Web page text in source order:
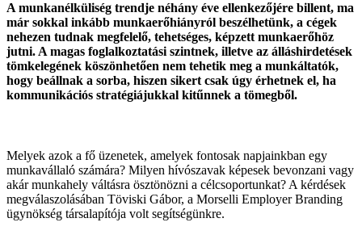
A munkanélküliség trendje néhány éve ellenkezőjére billent, ma
már sokkal inkább munkaerőhiányról beszélhetünk, a cégek
nehezen tudnak megfelelő, tehetséges, képzett munkaerőhöz
jutni. A magas foglalkoztatási szintnek, illetve az álláshirdetések
tömkelegének köszönhetően nem tehetik meg a munkáltatók,
hogy beállnak a sorba, hiszen sikert csak úgy érhetnek el, ha
kommunikációs stratégiájukkal kitűnnek a tömegből.
Melyek azok a fő üzenetek, amelyek fontosak napjainkban egy
munkavállaló számára? Milyen hívószavak képesek bevonzani vagy
akár munkahely váltásra ösztönözni a célcsoportunkat? A kérdések
megválaszolásában Töviski Gábor, a Morselli Employer Branding
ügynökség társalapítója volt segítségünkre.